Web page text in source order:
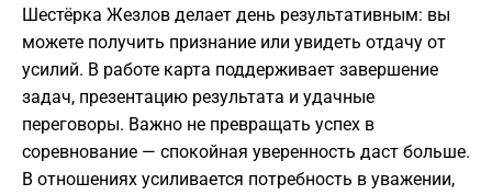
Шестёрка Жезлов делает день результативным: вы
можете получить признание или увидеть отдачу от
усилий. В работе карта поддерживает завершение
задач, презентацию результата и удачные
переговоры. Важно не превращать успех в
соревнование — спокойная уверенность даст больше.
В отношениях усиливается потребность в уважении,